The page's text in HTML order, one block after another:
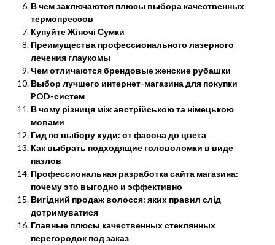
В чем заключаются плюсы выбора качественных
термопрессов
Купуйте Жіночі Сумки
Преимущества профессионального лазерного
лечения глаукомы
Чем отличаются брендовые женские рубашки
Выбор лучшего интернет-магазина для покупки
POD-систем
В чому різниця між австрійською та німецькою
мовами
Гид по выбору худи: от фасона до цвета
Как выбрать подходящие головоломки в виде
пазлов
Профессиональная разработка сайта магазина:
почему это выгодно и эффективно
Вигідний продаж волосся: яких правил слід
дотримуватися
Главные плюсы качественных стеклянных
перегородок под заказ